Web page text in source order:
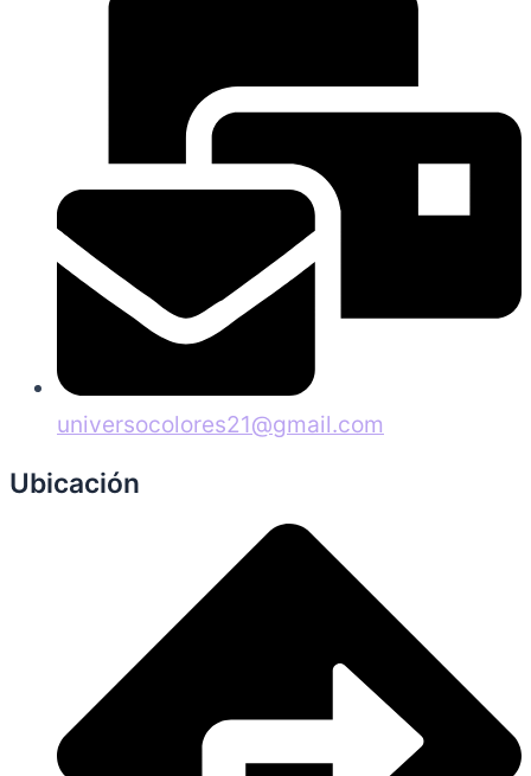
universocolores21@gmail.com
Ubicación